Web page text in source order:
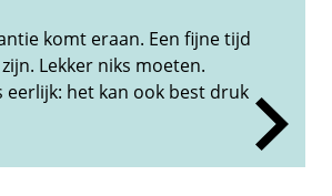
komt eraan. Een fijne tijd
Lekker niks moeten.
eerlijk: het kan ook best druk